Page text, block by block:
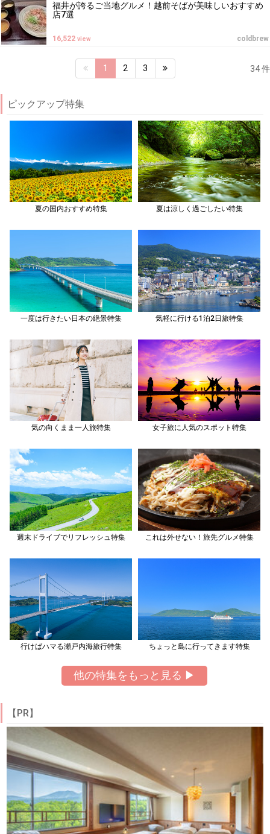
福井が誇るご当地グルメ！越前そばが美味しいおすすめ
店7選
coldbrew
16,522 view
34 件
1 2 3
ピックアップ特集
夏の国内おすすめ特集 夏は涼しく過ごしたい特集
一度は行きたい日本の絶景特集 気軽に行ける1泊2日旅特集
気の向くまま一人旅特集 女子旅に人気のスポット特集
週末ドライブでリフレッシュ特集 これは外せない！旅先グルメ特集
行けばハマる瀬戸内海旅行特集 ちょっと島に行ってきます特集
他の特集をもっと見る ▶
【PR】